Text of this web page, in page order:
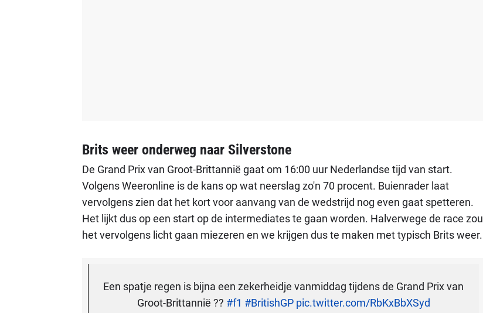
Brits weer onderweg naar Silverstone
De Grand Prix van Groot-Brittannië gaat om 16:00 uur Nederlandse tijd van start.
Volgens Weeronline is de kans op wat neerslag zo'n 70 procent. Buienrader laat
vervolgens zien dat het kort voor aanvang van de wedstrijd nog even gaat spetteren.
Het lijkt dus op een start op de intermediates te gaan worden. Halverwege de race zou
het vervolgens licht gaan miezeren en we krijgen dus te maken met typisch Brits weer.
Een spatje regen is bijna een zekerheidje vanmiddag tijdens de Grand Prix van
Groot-Brittannië ?? #f1 #BritishGP pic.twitter.com/RbKxBbXSyd